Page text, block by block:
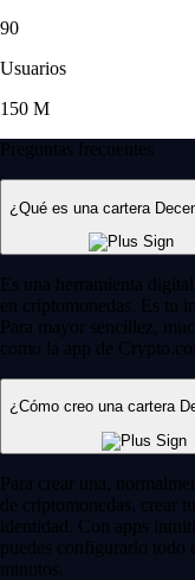
90
Usuarios
150 M
Preguntas frecuentes
¿Qué es una cartera
Es una herramienta
en criptomonedas. Es tu
Para mayor sencillez,
como la app de
¿Cómo creo una cartera
Para crear una,
de criptomonedas, crear
identidad. Con apps
puedes configurarlo todo
minutos.